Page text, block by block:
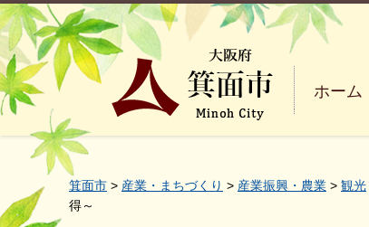
ホーム
箕面市 > 産業・まちづくり > 産業振興・農業 > 観光
得～